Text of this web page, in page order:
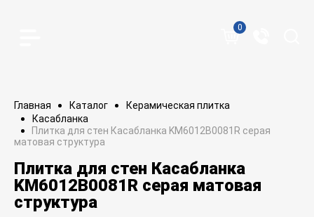
0
Главная Каталог
Керамическая плитка
Касабланка
Плитка для стен Касабланка KM6012B0081R серая
матовая структура
Плитка для стен Касабланка
KM6012B0081R серая матовая
структура